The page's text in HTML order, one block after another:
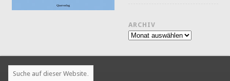
ARCHIV
Archiv